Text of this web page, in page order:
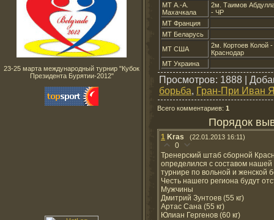
23-25 марта международный турнир "Кубок
Президента Бурятии-2012"
МТ А.-А.
Махачкала
2м. Таимов
- ЧР
МТ Франция
МТ Беларусь
МТ США
2м. Кортоев Колой -
Краснодар
МТ Украина
Просмотров: 1888 |
борьба, Гран-При Иван
Всего комментариев: 1
Порядок
1 Kras (22.01.2013 16:11)
0
Тренерский штаб сборной
определился с составом
турнире по вольной и женской
Честь нашего региона будут
Мужчины
Дмитрий Зунтоев (55 кг)
Артас Сана (55 кг)
Юлиан Гергенов (60 кг)